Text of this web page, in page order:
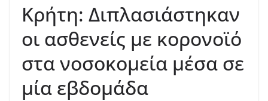
Κρήτη: Διπλασιάστηκαν
οι ασθενείς με κορονοϊό
στα νοσοκομεία μέσα σε
μία εβδομάδα